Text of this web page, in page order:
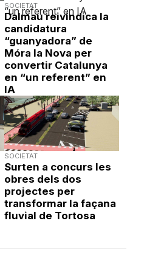
SOCIETAT
Dalmau reivindica la
candidatura
“guanyadora” de
Móra la Nova per
convertir Catalunya
en “un referent” en
IA
SOCIETAT
Surten a concurs les
obres dels dos
projectes per
transformar la façana
fluvial de Tortosa